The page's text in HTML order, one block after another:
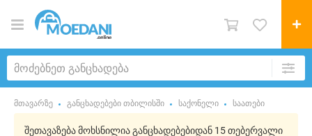
მთავარზე განცხადებები თბილისში საქონელი საათები
შეთავაზება მოხსნილია განცხადებებიდან 15 თებერვალი